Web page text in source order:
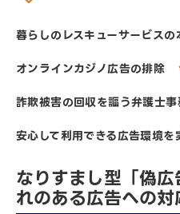
暮らしのレスキューサービス
オンラインカジノ広告の排除
詐欺被害の回収を謳う弁護士
安心して利用できる広告環境を
なりすまし型「偽
れのある広告への対